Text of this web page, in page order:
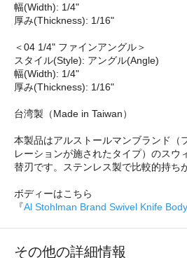
幅(Width): 1/4"
厚み(Thickness): 1/16"
＜04 1/4" ファインアングル＞
スタイル(Style): アングル(Angle)
幅(Width): 1/4"
厚み(Thickness): 1/16"
台湾製（Made in Taiwan）
本製品はアルストールマンブランド（
レーションが施されたタイプ）のスウ
替刃です。ステンレス製で比較的持ち
ボディーはこちら
『Al Stohlman Brand Swivel Knife Body
その他の詳細情報